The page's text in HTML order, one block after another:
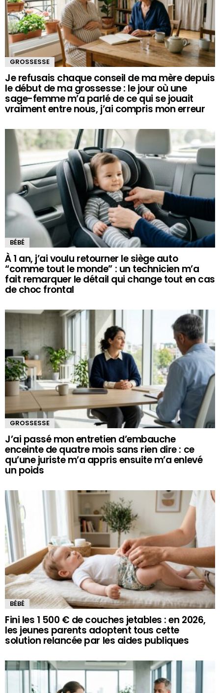
GROSSESSE
Je refusais chaque conseil de ma mère depuis
le début de ma grossesse : le jour où une
sage-femme m’a parlé de ce qui se jouait
vraiment entre nous, j’ai compris mon erreur
BÉBÉ
À 1 an, j’ai voulu retourner le siège auto
“comme tout le monde” : un technicien m’a
fait remarquer le détail qui change tout en cas
de choc frontal
GROSSESSE
J’ai passé mon entretien d’embauche
enceinte de quatre mois sans rien dire : ce
qu’une juriste m’a appris ensuite m’a enlevé
un poids
BÉBÉ
Fini les 1 500 € de couches jetables : en 2026,
les jeunes parents adoptent tous cette
solution relancée par les aides publiques